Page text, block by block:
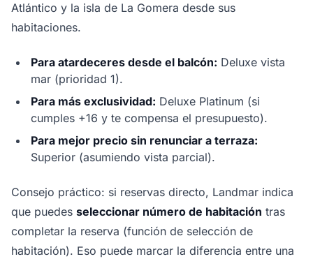
Atlántico y la isla de La Gomera desde sus
habitaciones.
Para atardeceres desde el balcón: Deluxe vista
mar (prioridad 1).
Para más exclusividad: Deluxe Platinum (si
cumples +16 y te compensa el presupuesto).
Para mejor precio sin renunciar a terraza:
Superior (asumiendo vista parcial).
Consejo práctico: si reservas directo, Landmar indica
que puedes seleccionar número de habitación tras
completar la reserva (función de selección de
habitación). Eso puede marcar la diferencia entre una